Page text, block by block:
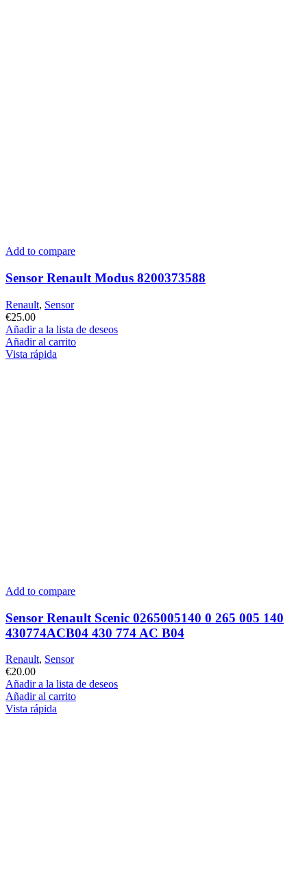
Add to compare
Sensor Renault Modus 8200373588
Renault, Sensor
€25.00
Añadir a la lista de deseos
Añadir al carrito
Vista rápida
Add to compare
Sensor Renault Scenic 0265005140 0 265 005 140
430774ACB04 430 774 AC B04
Renault, Sensor
€20.00
Añadir a la lista de deseos
Añadir al carrito
Vista rápida